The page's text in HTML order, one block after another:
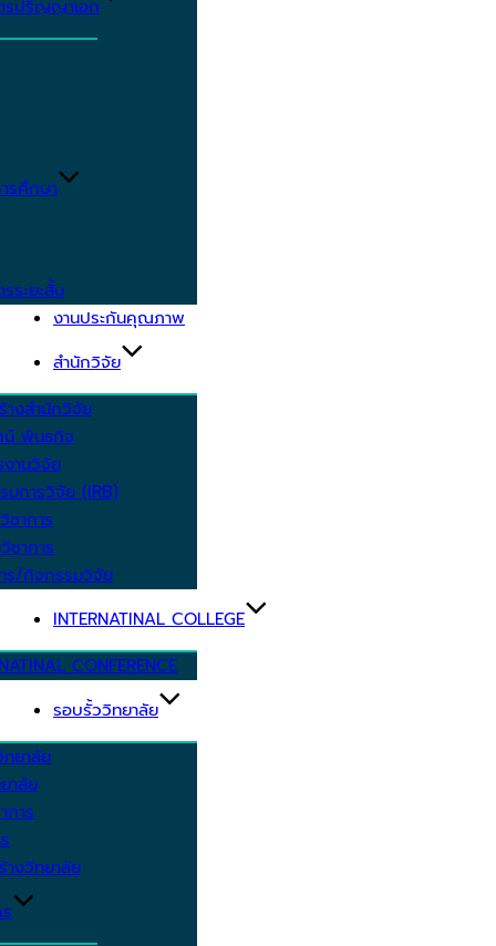
รปริญญาเอก
รศึกษา
ระยะสั้น
งานประกันคุณภาพ
สำนักวิจัย
างสำนักวิจัย
น์ พันธกิจ
งานวิจัย
มการวิจัย (IRB)
ชาการ
ชาการ
ร/กิจกรรมวิจัย
INTERNATINAL COLLEGE
CONFERENCE
รอบรั้ววิทยาลัย
ทยาลัย
าลัย
การ
างวิทยาลัย